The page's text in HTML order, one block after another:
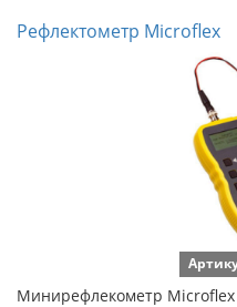
Рефлектометр Microflex
Минирефлекометр Microflex